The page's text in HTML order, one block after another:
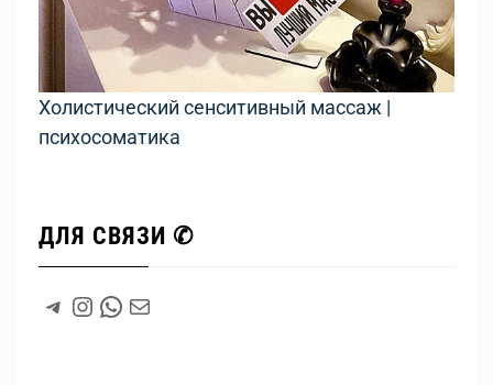
Холистический сенситивный массаж |
психосоматика
ДЛЯ СВЯЗИ ✆
# Instagram
WhatsApp
#